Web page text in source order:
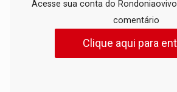
Acesse sua conta do
comentário
Clique aqui para